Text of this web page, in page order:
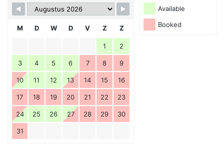
Available
Booked
M D W D V Z Z
1 2
3 4 5 6 7 8 9
10 11 12 13 14 15 16
17 18 19 20 21 22 23
24 25 26 27 28 29 30
31